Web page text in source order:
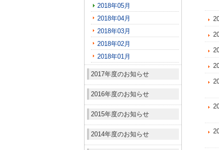
2018年05月
2018年04月
2018年03月
2018年02月
2018年01月
2017年度のお知らせ
2016年度のお知らせ
2015年度のお知らせ
2014年度のお知らせ